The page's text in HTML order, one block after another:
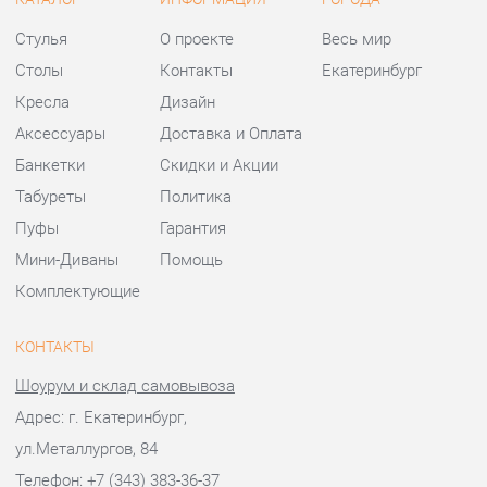
Пуфы
Мини-Диваны
Комплектующие
Гарантия
Помощь
КОНТАКТЫ
Шоурум и склад самовывоза
Адрес: г. Екатеринбург,
ул.Металлургов, 84
Телефон: +7 (343) 383-36-37
Пн - Пт:10:00 - 20:00 (GMT+5)
Отправить сообщение